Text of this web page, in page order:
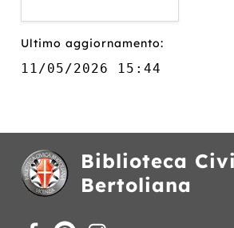
Ultimo aggiornamento:
11/05/2026 15:44
Biblioteca
Bertoliana